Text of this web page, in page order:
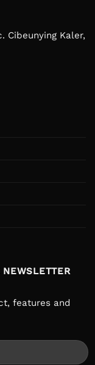
Cibeunying Kaler,
features and